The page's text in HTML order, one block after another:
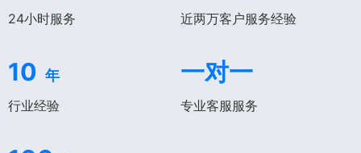
24小时服务 近两万客户服务经验
10 年
行业经验
一对一
专业客服服务